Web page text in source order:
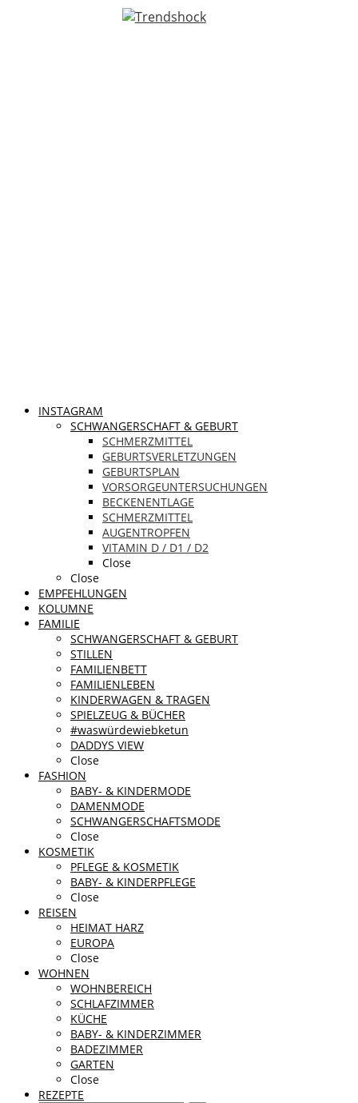
INSTAGRAM
SCHWANGERSCHAFT & GEBURT
SCHMERZMITTEL
GEBURTSVERLETZUNGEN
GEBURTSPLAN
VORSORGEUNTERSUCHUNGEN
BECKENENTLAGE
SCHMERZMITTEL
AUGENTROPFEN
VITAMIN D / D1 / D2
Close
Close
EMPFEHLUNGEN
KOLUMNE
FAMILIE
SCHWANGERSCHAFT & GEBURT
STILLEN
FAMILIENBETT
FAMILIENLEBEN
KINDERWAGEN & TRAGEN
SPIELZEUG & BÜCHER
#waswürdewiebketun
DADDYS VIEW
Close
FASHION
BABY- & KINDERMODE
DAMENMODE
SCHWANGERSCHAFTSMODE
Close
KOSMETIK
PFLEGE & KOSMETIK
BABY- & KINDERPFLEGE
Close
REISEN
HEIMAT HARZ
EUROPA
Close
WOHNEN
WOHNBEREICH
SCHLAFZIMMER
KÜCHE
BABY- & KINDERZIMMER
BADEZIMMER
GARTEN
Close
REZEPTE